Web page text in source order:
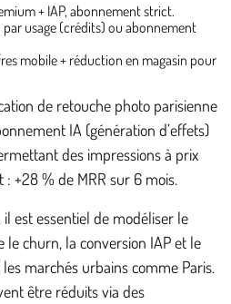
+ IAP, abonnement strict.
usage (crédits) ou abonnement
mobile + réduction en magasin pour
de retouche photo parisienne
IA (génération d’effets)
des impressions à prix
+28 % de MRR sur 6 mois.
est essentiel de modéliser le
le churn, la conversion IAP et le
les marchés urbains comme Paris.
être réduits via des